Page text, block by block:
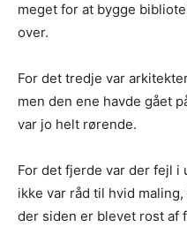
meget for at bygge
over.
For det tredje var
men den ene havde gået
var jo helt rørende.
For det fjerde var der fejl i
ikke var råd til hvid
der siden er blevet rost af